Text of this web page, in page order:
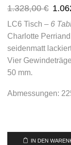
1.328,00€
LC6 Tisch – 6
Charlotte
seidenmatt
Vier
50 mm.
Abmessungen:
IN DEN